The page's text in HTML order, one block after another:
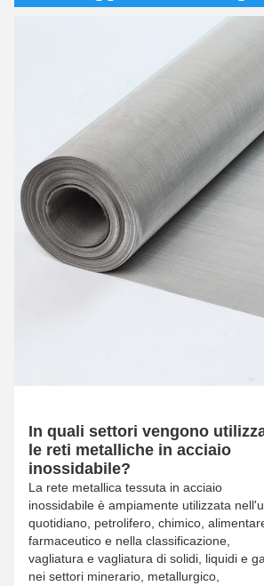
In quali settori vengono
le reti metalliche in acciaio
inossidabile?
La rete metallica tessuta in acciaio
inossidabile è ampiamente utilizzata
quotidiano, petrolifero, chimico,
farmaceutico e nella classificazione,
vagliatura e vagliatura di solidi, liquidi e
nei settori minerario, metallurgico,